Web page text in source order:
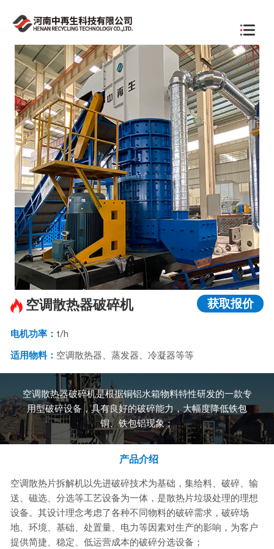
空调散热器破碎机 获取报价
电机功率： t/h
适用物料： 空调散热器、蒸发器、冷凝器等等
空调散热器破碎机是根据铜铝水箱物料特性研发的一款专
用型破碎设备，具有良好的破碎能力，大幅度降低铁包
铜、铁包铝现象；
产品介绍
空调散热片拆解机以先进破碎技术为基础，集给料、破碎、输
送、磁选、分选等工艺设备为一体，是散热片垃圾处理的理想
设备。其设计理念考虑了各种不同物料的破碎需求，破碎场
地、环境、基础、处置量、电力等因素对生产的影响，为客户
提供简捷、稳定、低运营成本的破碎分选设备；